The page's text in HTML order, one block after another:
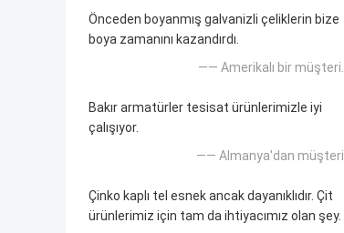
Önceden boyanmış galvanizli çeliklerin bize
boya zamanını kazandırdı.
—— Amerikalı bir müşteri.
Bakır armatürler tesisat ürünlerimizle iyi
çalışıyor.
—— Almanya'dan müşteri
Çinko kaplı tel esnek ancak dayanıklıdır. Çit
ürünlerimiz için tam da ihtiyacımız olan şey.